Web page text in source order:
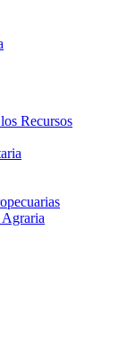
Recursos